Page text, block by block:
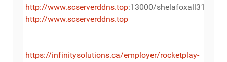
http://www.scserverddns.top:13000/shelafoxall31
http://www.scserverddns.top
https://infinitysolutions.ca/employer/rocketplay-